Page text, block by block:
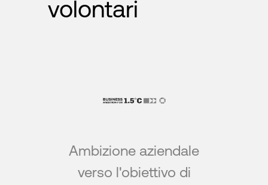
volontari
Ambizione aziendale
verso l'obiettivo di